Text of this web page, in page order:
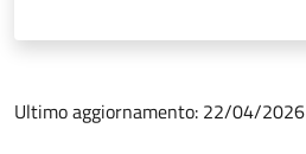
Ultimo aggiornamento: 22/04/2026